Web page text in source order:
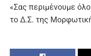
«Σας περιμένουμε
το Δ.Σ. της